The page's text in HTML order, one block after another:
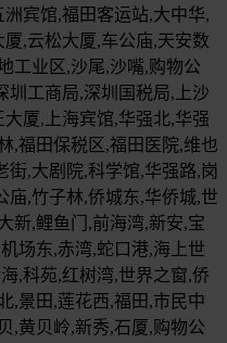
宾馆,福田客运站,大中华,
,云松大厦,车公庙,天安数
工业区,沙尾,沙嘴,购物公
圳工商局,深圳国税局,上沙
厦,上海宾馆,华强北,华强
,福田保税区,福田医院,维也
街,大剧院,科学馆,华强路,岗
庙,竹子林,侨城东,华侨城,世
新,鲤鱼门,前海湾,新安,宝
场东,赤湾,蛇口港,海上世
,科苑,红树湾,世界之窗,侨
,景田,莲花西,福田,市民中
,黄贝岭,新秀,石厦,购物公